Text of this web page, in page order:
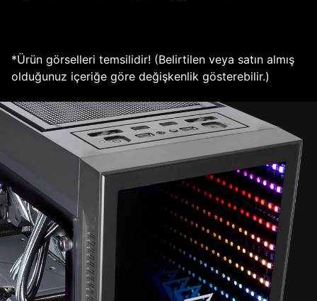
*Ürün görselleri temsilidir! (Belirtilen veya satın almış
olduğunuz içeriğe göre değişkenlik gösterebilir.)